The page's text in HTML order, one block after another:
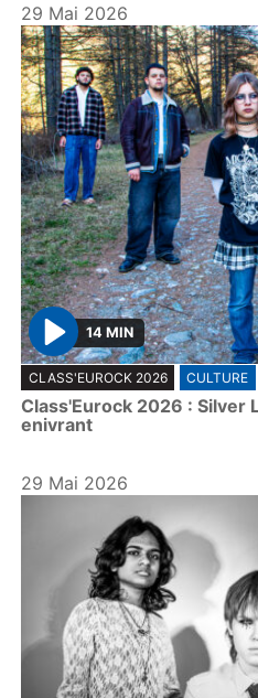
29 Mai 2026
P
l
a
y
14 MIN
CLASS'EUROCK 2026 CULTURE
Class'Eurock 2026 : Silver
enivrant
29 Mai 2026